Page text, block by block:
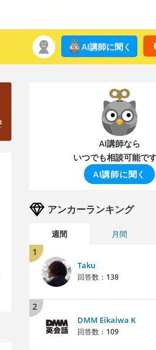
AI講師に聞く
AI講師なら
いつでも相談可能で
AI講師に聞く
アンカーランキング
週間 月間
1
Taku
回答数： 138
2
DMM Eikaiwa K
回答数： 109